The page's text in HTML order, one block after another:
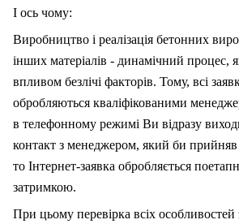
І ось чому:
Виробництво і реалізація бетонних
інших матеріалів - динамічний процес,
впливом безлічі факторів. Тому, всі
обробляються кваліфікованими
в телефонному режимі Ви відразу
контакт з менеджером, який би
то Інтернет-заявка обробляється
затримкою.
При цьому перевірка всіх